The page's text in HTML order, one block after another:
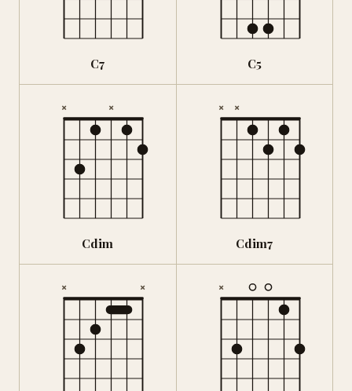
C7 C5
× ×
Cdim
× ×
Cdim7
× × ×